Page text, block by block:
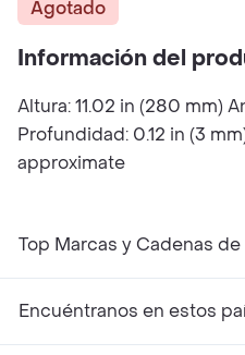
Agotado
Información del
Altura: 11.02 in (280 mm)
Profundidad: 0.12 in (3
approximate
Top Marcas y Cadenas
Encuéntranos en estos